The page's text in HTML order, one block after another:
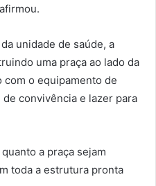
unidade de saúde, a
uma praça ao lado da
com o equipamento de
convivência e lazer para
a praça sejam
toda a estrutura pronta